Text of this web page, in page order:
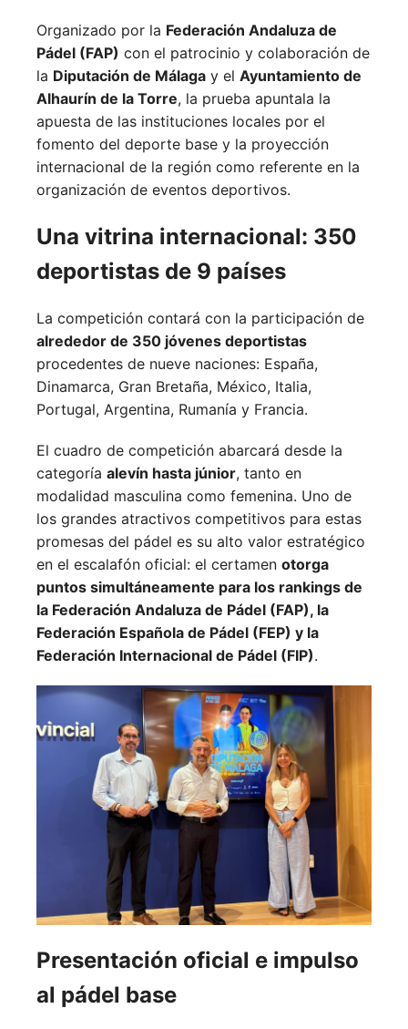
Organizado por la Federación Andaluza de
Pádel (FAP) con el patrocinio y colaboración de
la Diputación de Málaga y el Ayuntamiento de
Alhaurín de la Torre, la prueba apuntala la
apuesta de las instituciones locales por el
fomento del deporte base y la proyección
internacional de la región como referente en la
organización de eventos deportivos.
Una vitrina internacional: 350
deportistas de 9 países
La competición contará con la participación de
alrededor de 350 jóvenes deportistas
procedentes de nueve naciones: España,
Dinamarca, Gran Bretaña, México, Italia,
Portugal, Argentina, Rumanía y Francia.
El cuadro de competición abarcará desde la
categoría alevín hasta júnior, tanto en
modalidad masculina como femenina. Uno de
los grandes atractivos competitivos para estas
promesas del pádel es su alto valor estratégico
en el escalafón oficial: el certamen otorga
puntos simultáneamente para los rankings de
la Federación Andaluza de Pádel (FAP), la
Federación Española de Pádel (FEP) y la
Federación Internacional de Pádel (FIP).
Presentación oficial e impulso
al pádel base